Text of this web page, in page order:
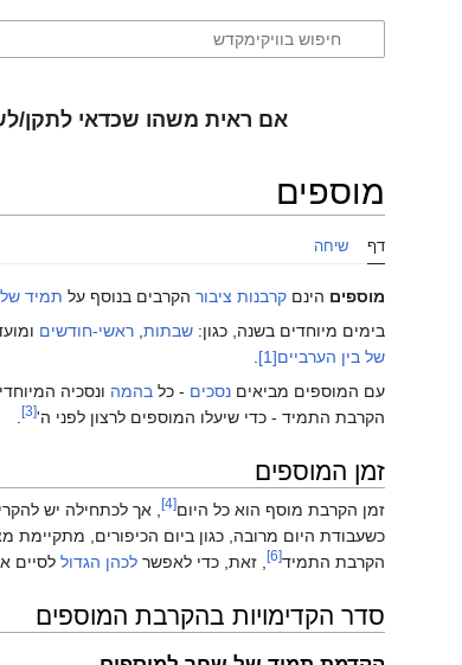
אם ראית משהו שכדאי לתקן/
מוספים
דף שיחה
מוספים הינם קרבנות ציבור הקרבים בנוסף על תמיד
בימים מיוחדים בשנה, כגון: שבתות ראשי-חודשים
של בין הערביים[1]
עם המוספים מביאים נסכים - כל בהמה ונסכיה
הקרבת התמיד - כדי שיעלו המוספים לרצון לפני ה'[3]
זמן המוספים
זמן הקרבת מוסף הוא כל היום[4] , אך לכתחילה יש
כשעבודת היום מרובה, כגון ביום הכיפורים,
הקרבת התמיד[6] , זאת, כדי לאפשר לכהן הגדול לסיים
סדר הקדימויות בהקרבת המוספים